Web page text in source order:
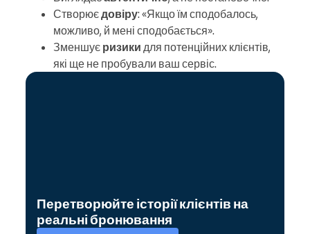
Створюєдовіру: «Якщо їм сподобалось,
можливо, й мені сподобається».
Зменшує ризики для потенційних клієнтів,
які ще не пробували ваш сервіс.
Перетворюйте історії клієнтів на
реальні бронювання